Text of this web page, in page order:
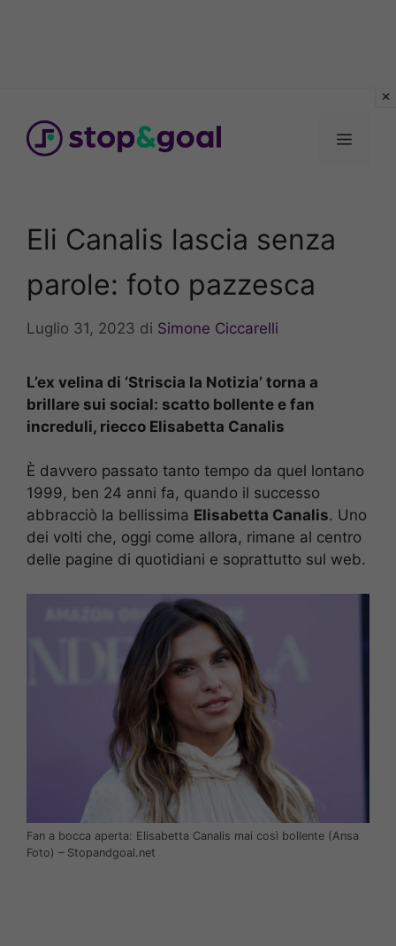
contenuto
Menu
Eli Canalis lascia senza
parole: foto pazzesca
Luglio 31, 2023 di Simone Ciccarelli
L’ex velina di ‘Striscia la Notizia’ torna a
brillare sui social: scatto bollente e fan
increduli, riecco Elisabetta Canalis
È davvero passato tanto tempo da quel lontano
1999, ben 24 anni fa, quando il successo
abbracciò la bellissima Elisabetta Canalis. Uno
dei volti che, oggi come allora, rimane al centro
delle pagine di quotidiani e soprattutto sul web.
Fan a bocca aperta: Elisabetta Canalis mai così bollente (Ansa
Foto) – Stopandgoal.net